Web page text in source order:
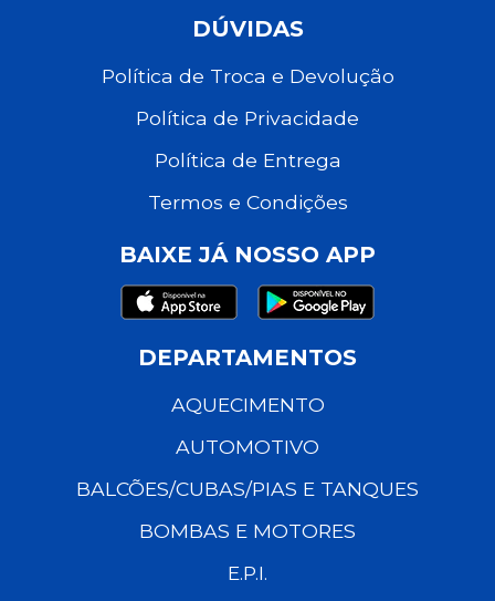
DÚVIDAS
Política de Troca e Devolução
Política de Privacidade
Política de Entrega
Termos e Condições
BAIXE JÁ NOSSO APP
DEPARTAMENTOS
AQUECIMENTO
AUTOMOTIVO
BALCÕES/CUBAS/PIAS E TANQUES
BOMBAS E MOTORES
E.P.I.